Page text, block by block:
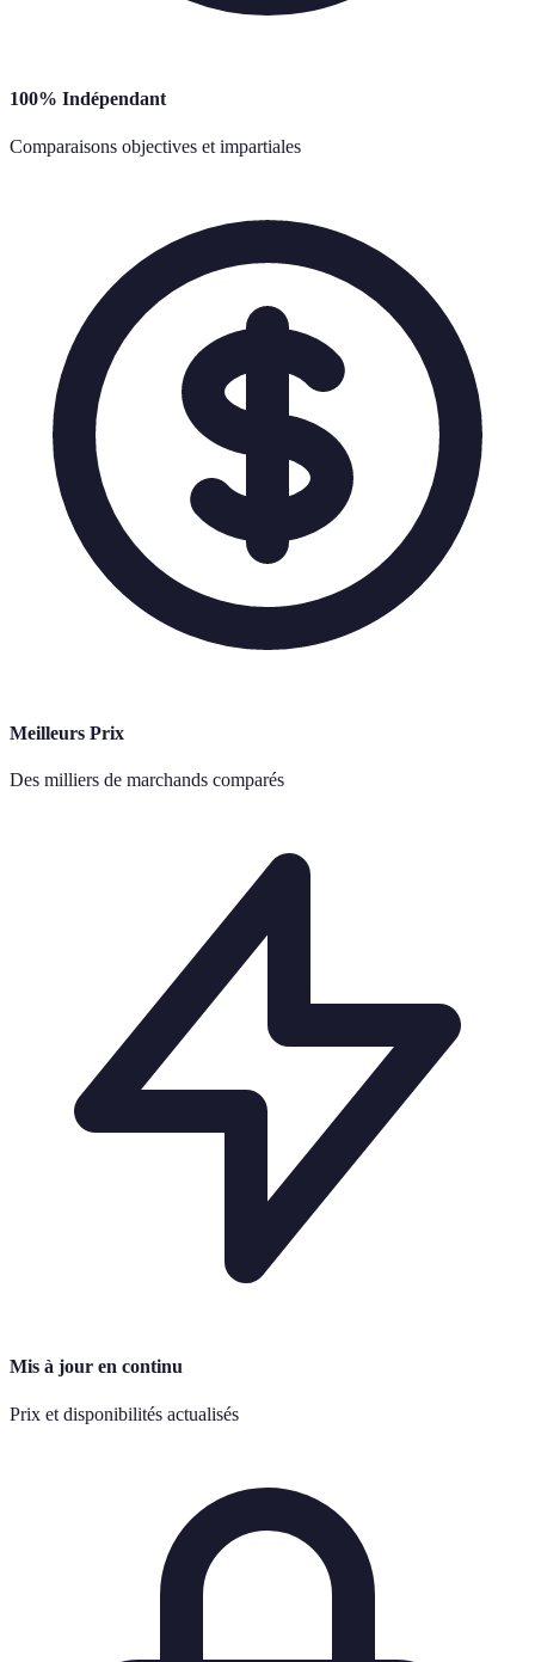
100% Indépendant
Comparaisons objectives et impartiales
Meilleurs Prix
Des milliers de marchands comparés
Mis à jour en continu
Prix et disponibilités actualisés